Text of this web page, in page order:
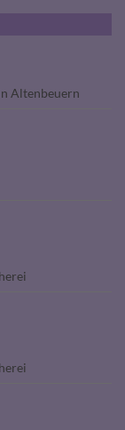
Altenbeuern